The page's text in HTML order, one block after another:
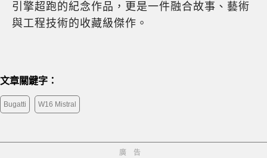
引擎超跑的紀念作品，更是一件融合故事、藝術
與工程技術的收藏級傑作。
文章關鍵字：
Bugatti W16 Mistral
廣告